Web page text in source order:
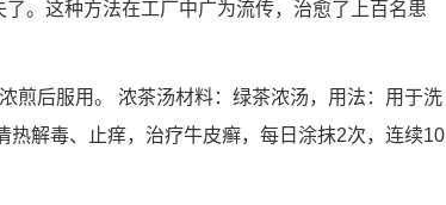
。这种方法在工厂中广为流传，治愈了上百名患
煎后服用。 浓茶汤材料：绿茶浓汤，用法：用于洗
解毒、止痒，治疗牛皮癣，每日涂抹2次，连续10